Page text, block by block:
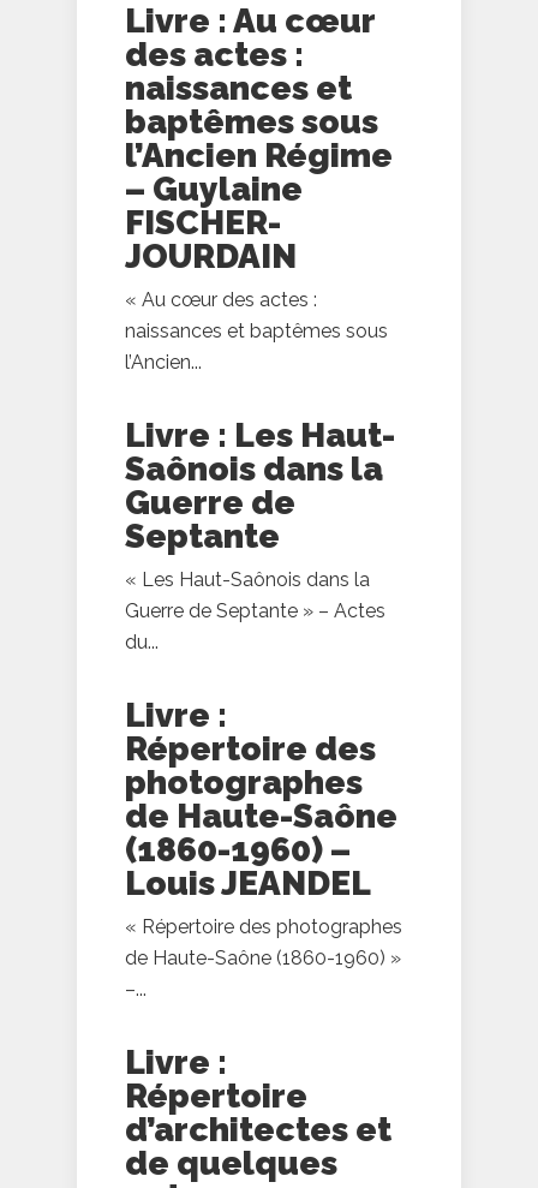
Livre : Au cœur
des actes :
naissances et
baptêmes sous
l’Ancien Régime
– Guylaine
FISCHER-
JOURDAIN
« Au cœur des actes :
naissances et baptêmes sous
l’Ancien...
Livre : Les Haut-
Saônois dans la
Guerre de
Septante
« Les Haut-Saônois dans la
Guerre de Septante » – Actes
du...
Livre :
Répertoire des
photographes
de Haute-Saône
(1860-1960) –
Louis JEANDEL
« Répertoire des photographes
de Haute-Saône (1860-1960) »
–...
Livre :
Répertoire
d’architectes et
de quelques